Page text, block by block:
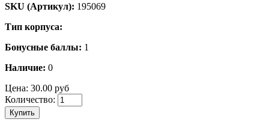
SKU (Артикул): 195069
Тип корпуса:
Бонусные баллы: 1
Наличие: 0
Цена: 30.00 руб
Количество:
Купить